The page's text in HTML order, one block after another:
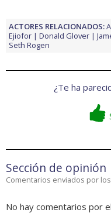
ACTORES RELACIONADOS:
Ejiofor
Donald Glover
Seth Rogen
¿Te ha
Sección de opinión
Comentarios enviados por
No hay comentarios por